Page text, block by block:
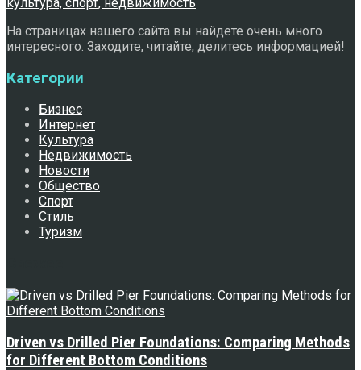
На страницах нашего сайта вы найдете очень много
интересного. Заходите, читайте, делитесь информацией!
Категории
Бизнес
Интернет
Культура
Недвижимость
Новости
Общество
Спорт
Стиль
Туризм
Driven vs Drilled Pier Foundations: Comparing Methods
for Different Bottom Conditions